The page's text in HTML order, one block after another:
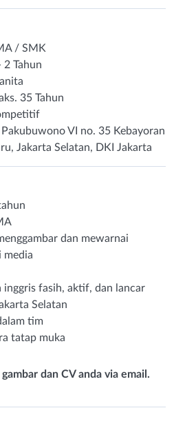
/ SMK
2 Tahun
35 Tahun
Pakubuwono VI no. 35 Kebayoran
Jakarta Selatan, DKI Jakarta
dan mewarnai
media
inggris fasih, aktif, dan lancar
Selatan
tim
tatap muka
dan CV anda via email.